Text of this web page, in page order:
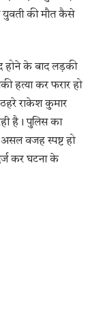
युवती की मौत कैसे
होने के बाद लड़की
हत्या कर फरार हो
राकेश कुमार
है। पुलिस का
वजह स्पष्ट हो
कर घटना के